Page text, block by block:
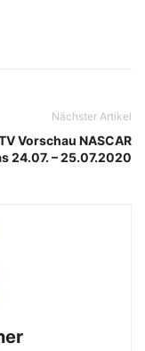
Nächster Artikel
Vorschau NASCAR
24.07. – 25.07.2020